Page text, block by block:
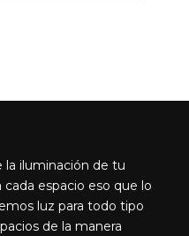
la iluminación de tu
espacio eso que lo
luz para todo tipo
de la manera